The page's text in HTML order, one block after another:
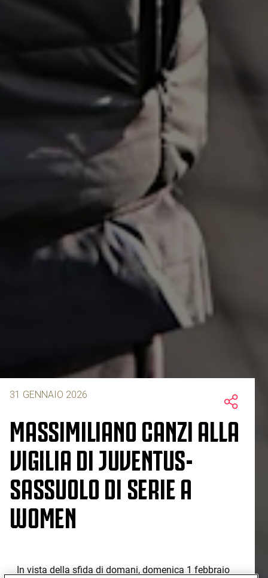
31 GENNAIO 2026
MASSIMILIANO CANZI ALLA
VIGILIA DI JUVENTUS-
SASSUOLO DI SERIE A
WOMEN
In vista della sfida di domani, domenica 1 febbraio